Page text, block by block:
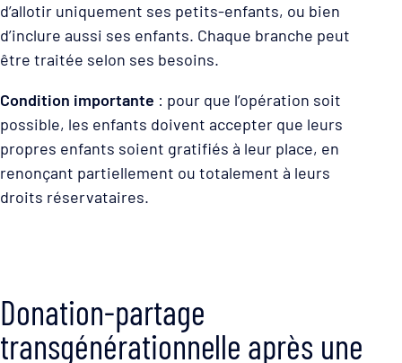
d’allotir uniquement ses petits-enfants, ou bien
d’inclure aussi ses enfants. Chaque branche peut
être traitée selon ses besoins.
Condition importante : pour que l’opération soit
possible, les enfants doivent accepter que leurs
propres enfants soient gratifiés à leur place, en
renonçant partiellement ou totalement à leurs
droits réservataires.
Donation-partage
transgénérationnelle après une